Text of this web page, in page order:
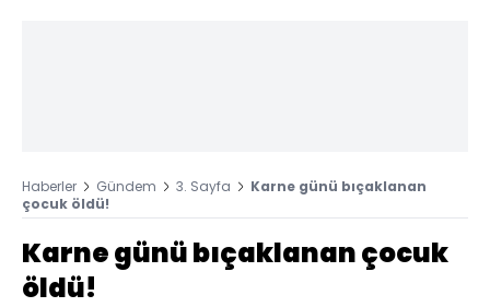
Haberler Gündem 3. Sayfa
Karne günü bıçaklanan
çocuk öldü!
Karne günü bıçaklanan çocuk
öldü!